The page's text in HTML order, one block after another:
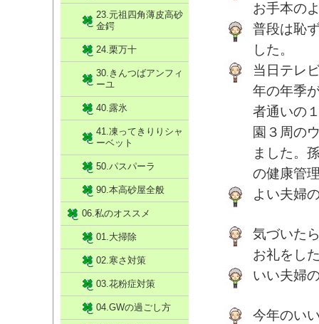
お手本の
普段は恥
した。
当日テレ
年の年季
者通いの
園３周の
ました。
の健康管
よい夫婦
気づいた
お礼をし
いい夫婦
今年のい
23.元祖四角薄皮高砂
金鍔
24.栗万十
30.きんつばアンフィ
ーユ
40.露氷
41.凍ってきりりシャ
ーベット
50.パスパーラ
90.本高砂屋全般
06.私のオススメ
01.大掃除
02.寒さ対策
03.花粉症対策
04.GWの過ごし方